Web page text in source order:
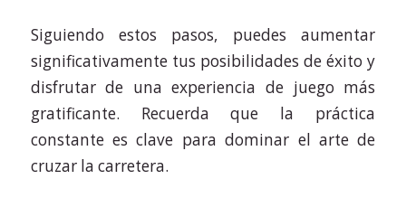
Siguiendo estos pasos, puedes aumentar
significativamente tus posibilidades de éxito y
disfrutar de una experiencia de juego más
gratificante. Recuerda que la práctica
constante es clave para dominar el arte de
cruzar la carretera.